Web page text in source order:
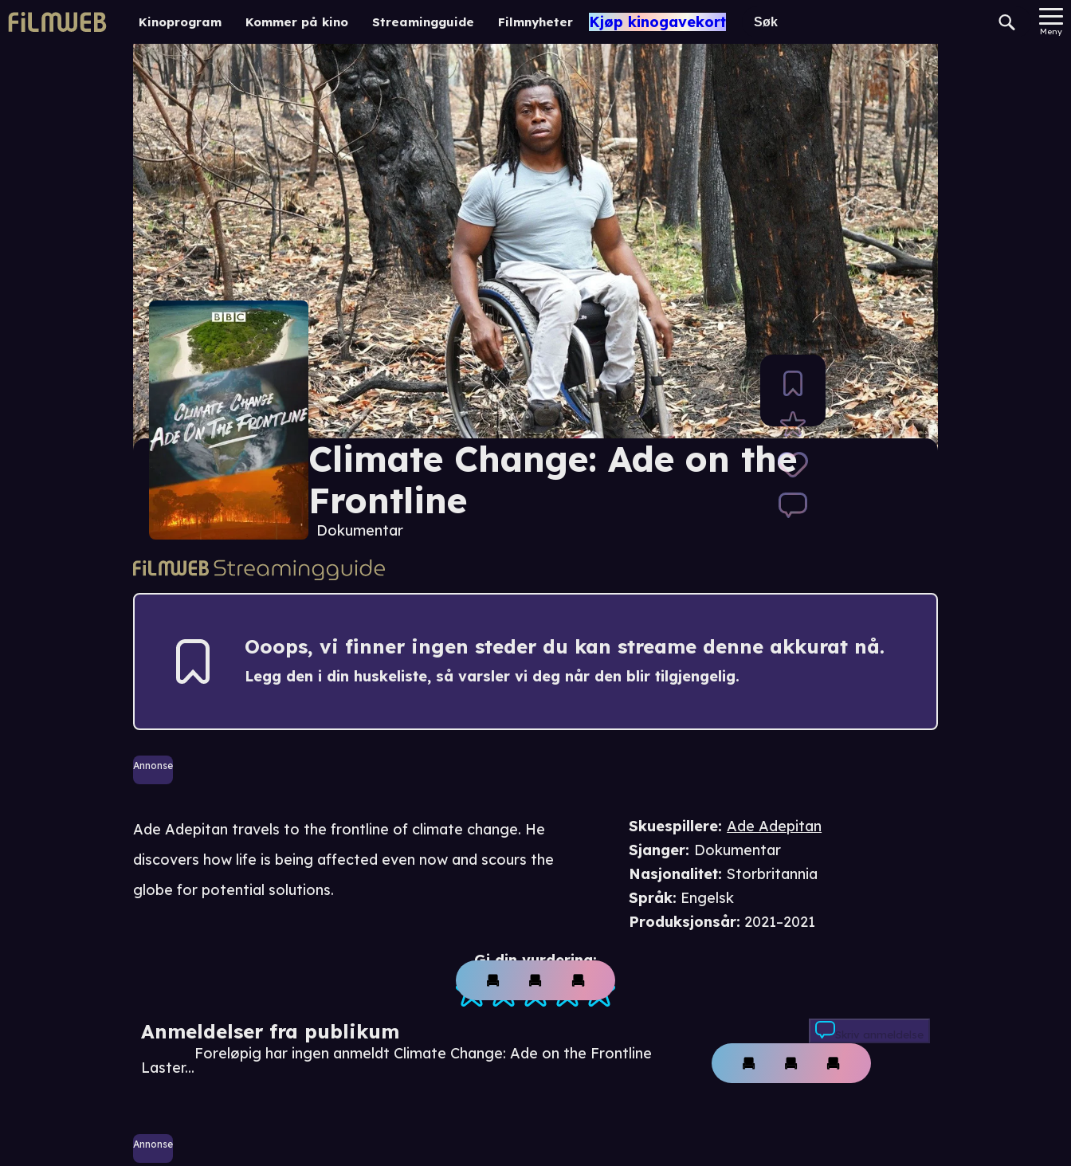
Kinoprogram Kommer på kino Streamingguide Filmnyheter Kjøp kinogavekort
Meny
Climate Change: Ade on the
Frontline
Dokumentar
Ooops, vi finner ingen steder du kan streame denne akkurat nå.
Legg den i din huskeliste, så varsler vi deg når den blir tilgjengelig.
Annonse
Gi din vurdering:
Anmeldelser fra publikum
Laster...
Foreløpig har ingen anmeldt Climate Change: Ade on the Frontline
Skriv anmeldelse
Annonse
Skuespillere:Ade Adepitan
Sjanger: Dokumentar
Nasjonalitet: Storbritannia
Språk: Engelsk
Produksjonsår: 2021–2021
Ade Adepitan travels to the frontline of climate change. He
discovers how life is being affected even now and scours the
globe for potential solutions.